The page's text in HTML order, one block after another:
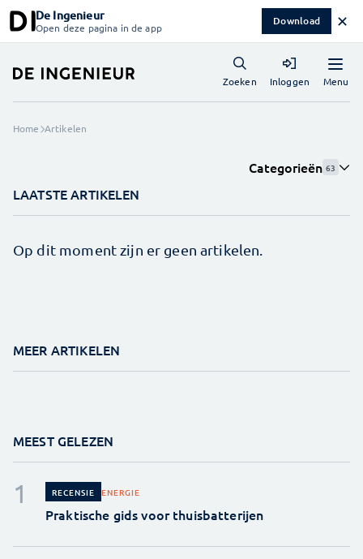
De Ingenieur
Open deze pagina in de app Download ✕
Menu
Zoeken Inloggen
Home Artikelen
Categorieën 63
LAATSTE ARTIKELEN
Op dit moment zijn er geen artikelen.
MEER ARTIKELEN
MEEST GELEZEN
RECENSIE ENERGIE
Praktische gids voor thuisbatterijen